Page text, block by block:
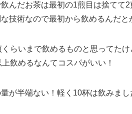
んだお茶は最初の1煎目は捨てて
技術なので最初から飲めるんだと
らいまで飲めるものと思ってた
飲めるなんてコスパがいい！
が半端ない！軽く10杯は飲みまし